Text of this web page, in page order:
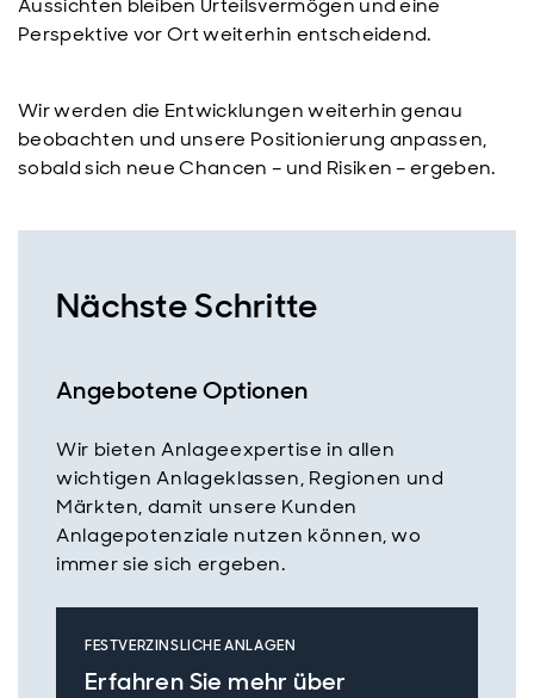
Aussichten bleiben Urteilsvermögen und eine
Perspektive vor Ort weiterhin entscheidend.
Wir werden die Entwicklungen weiterhin genau
beobachten und unsere Positionierung anpassen,
sobald sich neue Chancen – und Risiken – ergeben.
Nächste Schritte
Angebotene Optionen
Wir bieten Anlageexpertise in allen
wichtigen Anlageklassen, Regionen und
Märkten, damit unsere Kunden
Anlagepotenziale nutzen können, wo
immer sie sich ergeben.
FESTVERZINSLICHE ANLAGEN
Erfahren Sie mehr über